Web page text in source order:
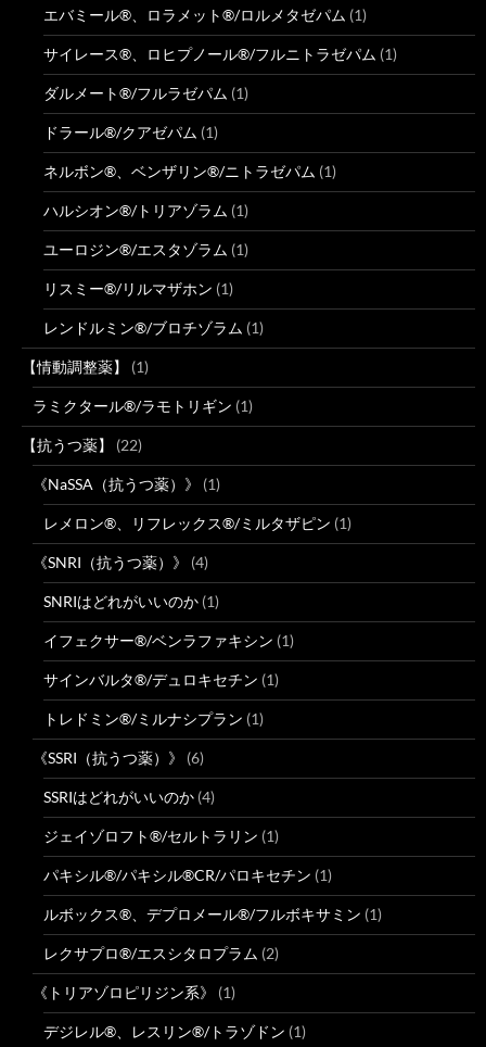
エバミール®、ロラメット®/ロルメタゼパム (1)
サイレース®、ロヒプノール®/フルニトラゼパム (1)
ダルメート®/フルラゼパム (1)
ドラール®/クアゼパム (1)
ネルボン®、ベンザリン®/ニトラゼパム (1)
ハルシオン®/トリアゾラム (1)
ユーロジン®/エスタゾラム (1)
リスミー®/リルマザホン (1)
レンドルミン®/ブロチゾラム (1)
【情動調整薬】 (1)
ラミクタール®/ラモトリギン (1)
【抗うつ薬】 (22)
《NaSSA（抗うつ薬）》 (1)
レメロン®、リフレックス®/ミルタザピン (1)
《SNRI（抗うつ薬）》 (4)
SNRIはどれがいいのか (1)
イフェクサー®/ベンラファキシン (1)
サインバルタ®/デュロキセチン (1)
トレドミン®/ミルナシプラン (1)
《SSRI（抗うつ薬）》 (6)
SSRIはどれがいいのか (4)
ジェイゾロフト®/セルトラリン (1)
パキシル®/パキシル®CR/パロキセチン (1)
ルボックス®、デプロメール®/フルボキサミン (1)
レクサプロ®/エスシタロプラム (2)
《トリアゾロピリジン系》 (1)
デジレル®、レスリン®/トラゾドン (1)